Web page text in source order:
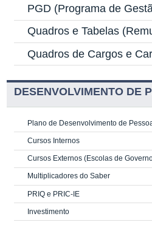
PGD (Programa de
Quadros e Tabelas
Quadros de Cargos e
DESENVOLVIMENTO DE
Plano de Desenvolvimento de
Cursos Internos
Cursos Externos (Escolas de
Multiplicadores do Saber
PRIQ e PRIC-IE
Investimento